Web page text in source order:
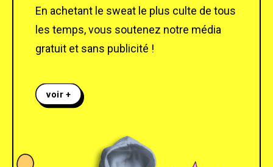
En achetant le sweat le plus culte de tous
les temps, vous soutenez notre média
gratuit et sans publicité !
voir +